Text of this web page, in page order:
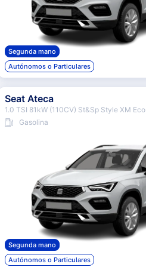
Segunda mano
Autónomos o Particulares
Seat Ateca
1.0 TSI 81kW (110CV) St&Sp Style XM Eco
Gasolina
Segunda mano
Autónomos o Particulares